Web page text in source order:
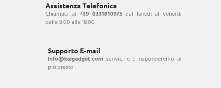
Assistenza Telefonica
Chiamaci al+39 0331810975dal lunedì al venerdi
dalle 9.00 alle 18.00
Supporto E-mail
info@bsigadget.com scrivici e ti risponderemo al
più presto